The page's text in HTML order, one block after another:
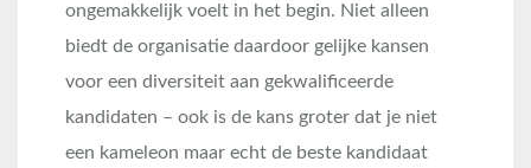
ongemakkelijk voelt in het begin. Niet alleen
biedt de organisatie daardoor gelijke kansen
voor een diversiteit aan gekwalificeerde
kandidaten – ook is de kans groter dat je niet
een kameleon maar echt de beste kandidaat